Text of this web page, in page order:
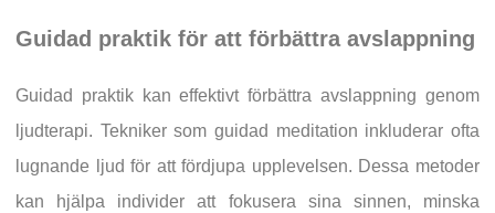
Guidad praktik för att förbättra avslappning
Guidad praktik kan effektivt förbättra avslappning genom
ljudterapi. Tekniker som guidad meditation inkluderar ofta
lugnande ljud för att fördjupa upplevelsen. Dessa metoder
kan hjälpa individer att fokusera sina sinnen, minska